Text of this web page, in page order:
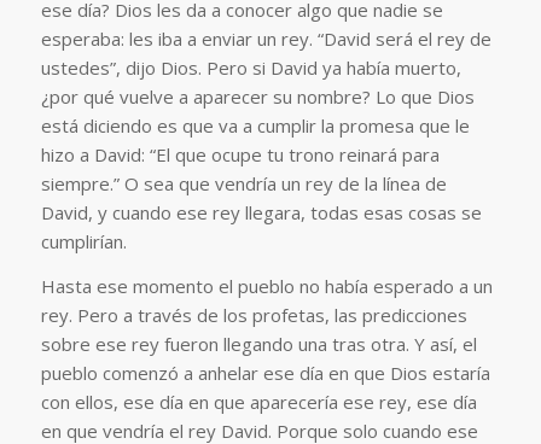
ese día? Dios les da a conocer algo que nadie se
esperaba: les iba a enviar un rey. “David será el rey de
ustedes”, dijo Dios. Pero si David ya había muerto,
¿por qué vuelve a aparecer su nombre? Lo que Dios
está diciendo es que va a cumplir la promesa que le
hizo a David: “El que ocupe tu trono reinará para
siempre.” O sea que vendría un rey de la línea de
David, y cuando ese rey llegara, todas esas cosas se
cumplirían.
Hasta ese momento el pueblo no había esperado a un
rey. Pero a través de los profetas, las predicciones
sobre ese rey fueron llegando una tras otra. Y así, el
pueblo comenzó a anhelar ese día en que Dios estaría
con ellos, ese día en que aparecería ese rey, ese día
en que vendría el rey David. Porque solo cuando ese